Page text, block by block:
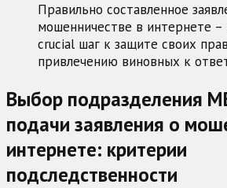
Правильно составленное
мошенничестве в интернете
crucial шаг к защите своих
привлечению виновных к
Выбор подразделения
подачи заявления о
интернете: критерии
подследственности